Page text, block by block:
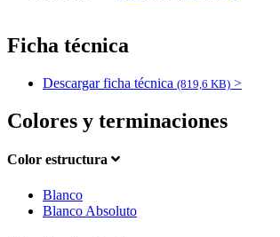
Ficha técnica
Descargar ficha técnica (819,6 KB) >
Colores y terminaciones
Color estructura
Blanco
Blanco Absoluto